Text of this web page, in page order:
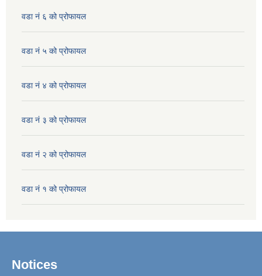
वडा नं ६ को प्रोफायल
वडा नं ५ को प्रोफायल
वडा नं ४ को प्रोफायल
वडा नं ३ को प्रोफायल
वडा नं २ को प्रोफायल
वडा नं १ को प्रोफायल
Notices